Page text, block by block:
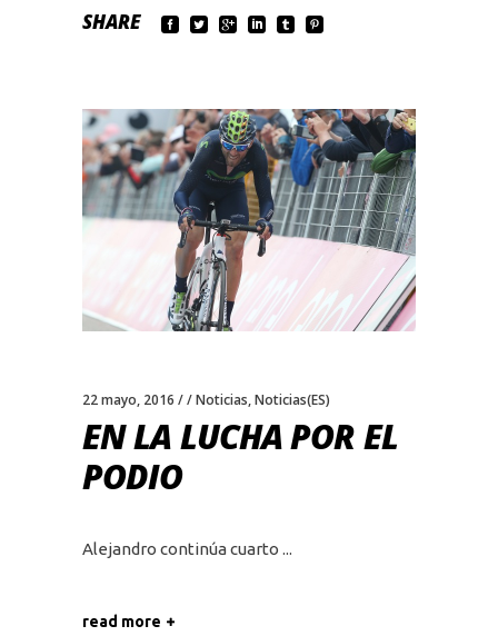
SHARE
22 mayo, 2016 Noticias,Noticias(ES)
EN LA LUCHA POR EL
PODIO
Alejandro continúa cuarto
read more